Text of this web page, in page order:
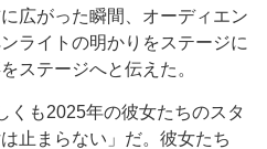
広がった瞬間、オーディエン
ライトの明かりをステージに
ステージへと伝えた。
も2025年の彼女たちのスタ
止まらない」だ。彼女たち